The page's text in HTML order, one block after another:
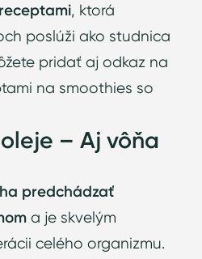
, ktorá
poslúži ako studnica
pridať aj odkaz na
na smoothies so
– Aj vôňa
predchádzať
a je skvelým
celého organizmu.